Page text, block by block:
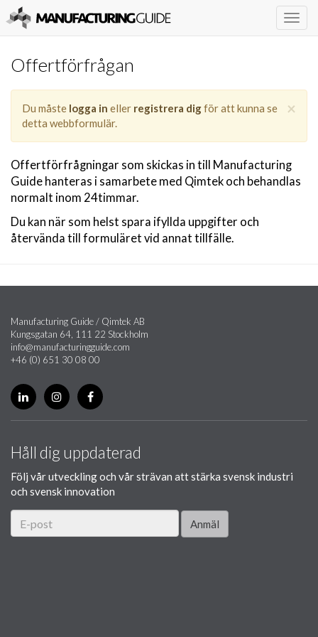
Offertförfrågan
×
Du måste logga in eller registrera digför att kunna se
detta webbformulär.
Offertförfrågningar som skickas in till Manufacturing
Guide hanteras i samarbete med Qimtek och behandlas
normalt inom 24timmar.
Du kan när som helst spara ifyllda uppgifter och
återvända till formuläret vid annat tillfälle.
Manufacturing Guide / Qimtek AB
Kungsgatan 64, 111 22 Stockholm
info@manufacturingguide.com
+46 (0) 651 30 08 00
Håll dig uppdaterad
Följ vår utveckling och vår strävan att stärka svensk industri
och svensk innovation
Anmäl